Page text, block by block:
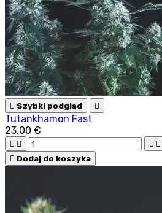
 Szybki podgląd 
Tutankhamon Fast
23,00 €
   
 Dodaj do koszyka